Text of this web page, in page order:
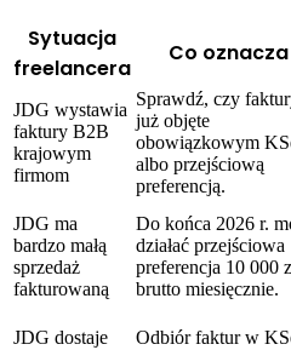
Sytuacja
freelancera
Co oznacza
JDG wystawia
faktury B2B
krajowym
firmom
Sprawdź, czy
już objęte
obowiązkowym
albo przejściową
preferencją.
JDG ma
bardzo małą
sprzedaż
fakturowaną
Do końca 2026 r.
działać przejściowa
preferencja 10 000
brutto miesięcznie.
JDG dostaje
Odbiór faktur w